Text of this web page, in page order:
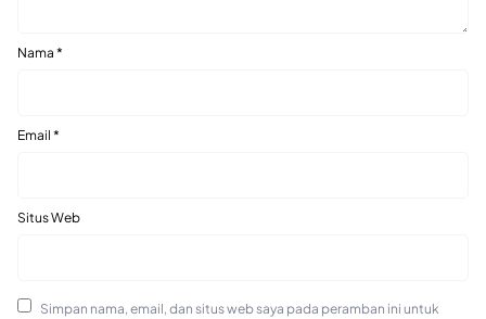
Nama *
Email *
Situs Web
Simpan nama, email, dan situs web saya pada peramban ini untuk